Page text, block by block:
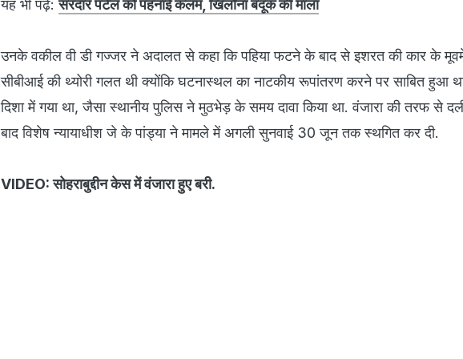
यह भी पढ़ें:सरदार पटेल को पहनाई कलम, खिलौना बंदूक की माला
उनके वकील वी डी गज्जर ने अदालत से कहा कि पहिया फटने के बाद से इशरत की कार के
सीबीआई की थ्योरी गलत थी क्योंकि घटनास्थल का नाटकीय रूपांतरण करने पर साबित हुआ
दिशा में गया था, जैसा स्थानीय पुलिस ने मुठभेड़ के समय दावा किया था. वंजारा की तरफ से
बाद विशेष न्यायाधीश जे के पांड्या ने मामले में अगली सुनवाई 30 जून तक स्थगित कर दी.
VIDEO: सोहराबुद्दीन केस में वंजारा हुए बरी.